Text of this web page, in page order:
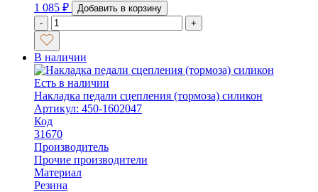
1 085 ₽
Добавить в корзину
-
+
В наличии
Есть в наличии
Накладка педали сцепления (тормоза) силикон
Артикул: 450-1602047
Код
31670
Производитель
Прочие производители
Материал
Резина